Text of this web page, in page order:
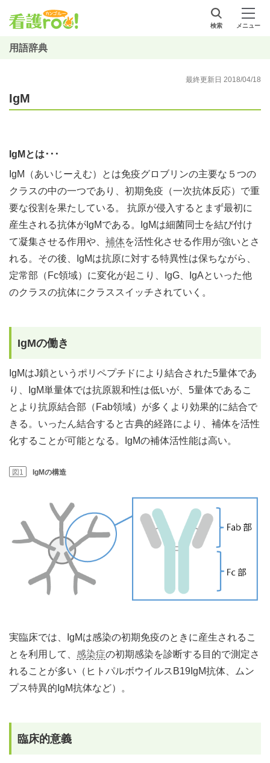
検索 メニュー
用語辞典
最終更新日 2018/04/18
IgM
IgMとは･･･
IgM（あいじーえむ）とは免疫グロブリンの主要な５つの
クラスの中の一つであり、初期免疫（一次抗体反応）で重
要な役割を果たしている。 抗原が侵入するとまず最初に
産生される抗体がIgMである。IgMは細菌同士を結び付け
て凝集させる作用や、 補体を活性化させる作用が強いとさ
れる。その後、IgMは抗原に対する特異性は保ちながら、
定常部（Fc領域）に変化が起こり、IgG、IgAといった他
のクラスの抗体にクラススイッチされていく。
IgMの働き
IgMはJ鎖というポリペプチドにより結合された5量体であ
り、IgM単量体では抗原親和性は低いが、5量体であるこ
とより抗原結合部（Fab領域）が多くより効果的に結合で
きる。いったん結合すると古典的経路により、補体を活性
化することが可能となる。IgMの補体活性能は高い。
図1 IgMの構造
実臨床では、IgMは感染の初期免疫のときに産生されるこ
とを利用して、 感染症の初期感染を診断する目的で測定さ
れることが多い（ヒトパルボウイルスB19IgM抗体、ムン
プス特異的IgM抗体など）。
臨床的意義